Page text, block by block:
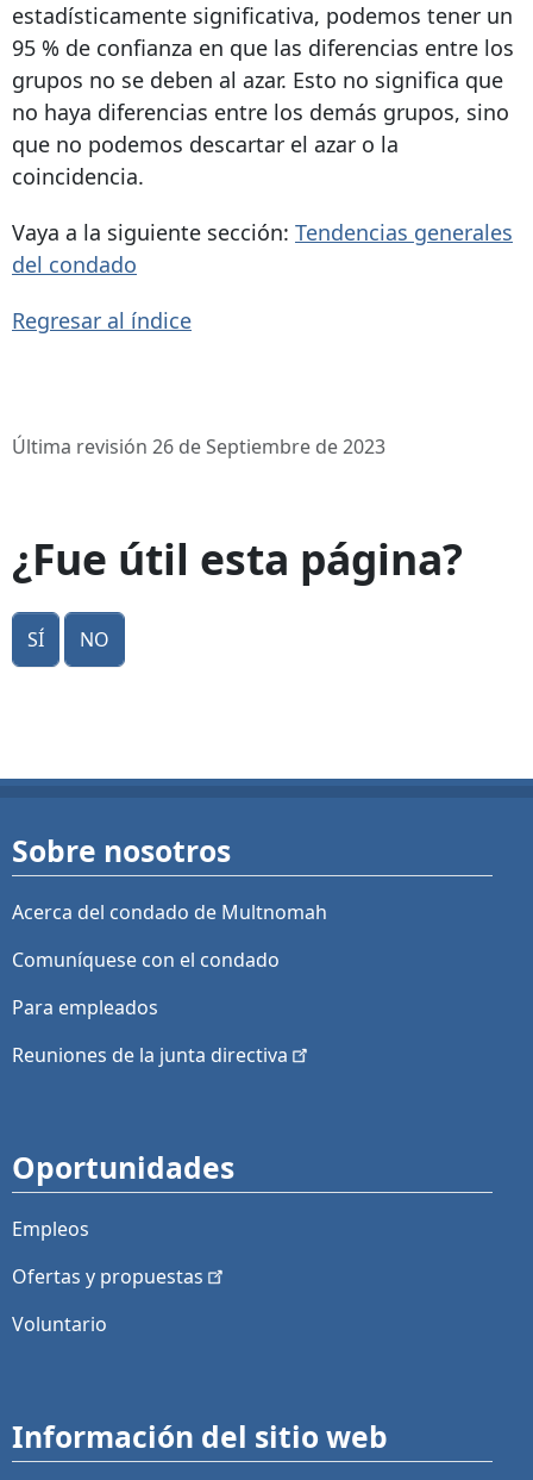
estadísticamente significativa, podemos tener un
95 % de confianza en que las diferencias entre los
grupos no se deben al azar. Esto no significa que
no haya diferencias entre los demás grupos, sino
que no podemos descartar el azar o la
coincidencia.
Vaya a la siguiente sección: Tendencias generales
del condado
Regresar al índice
Última revisión 26 de Septiembre de 2023
¿Fue útil esta página?
Sí No
Sobre nosotros
Acerca del condado de Multnomah
Comuníquese con el condado
Para empleados
Reuniones de la junta directiva
Oportunidades
Empleos
Ofertas y propuestas
Voluntario
Información del sitio web